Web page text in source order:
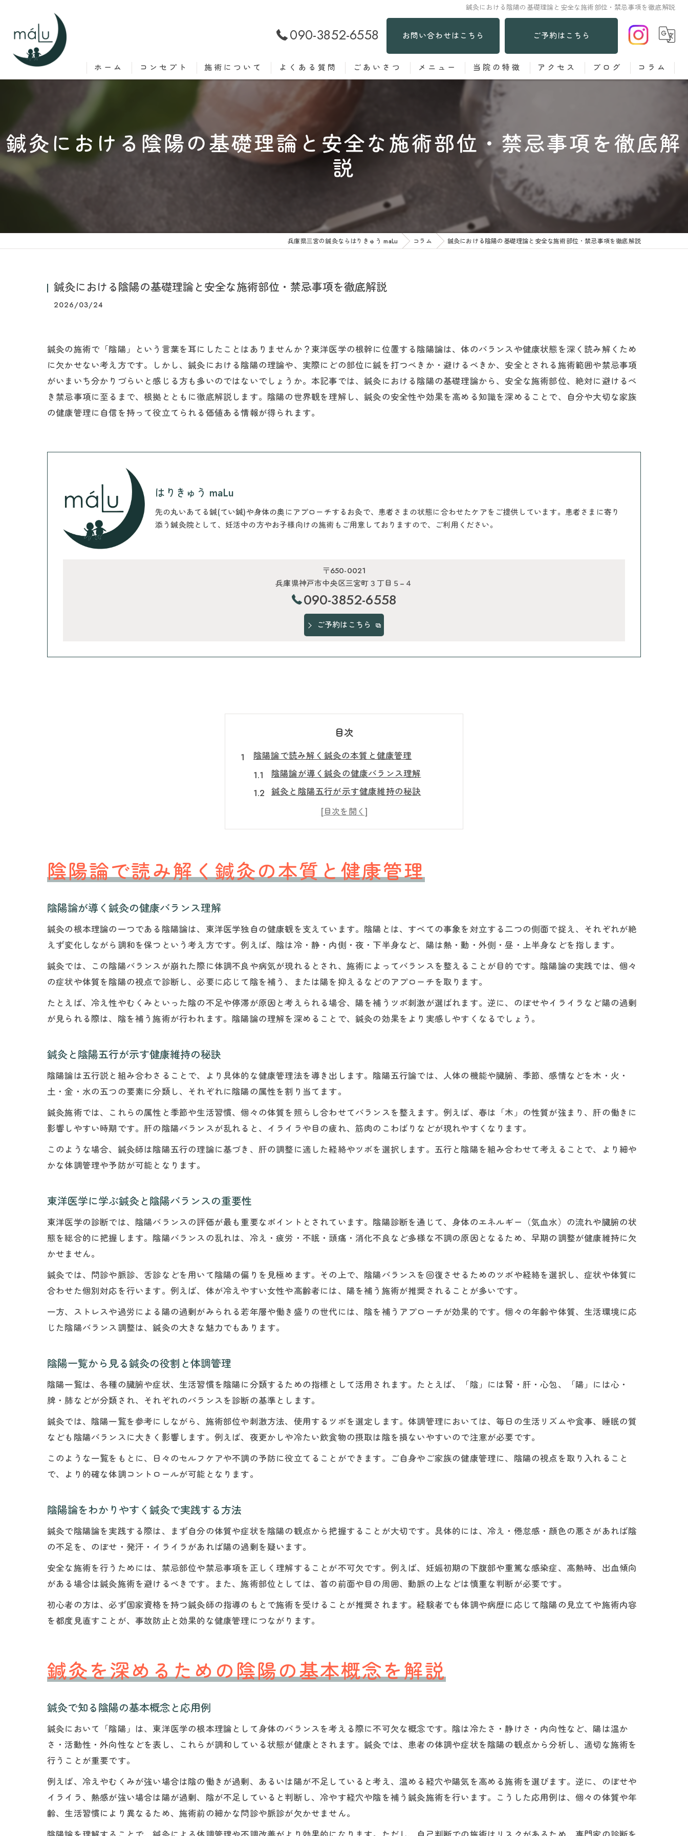
鍼灸における陰陽の基礎理論と安全な施術部位・禁忌事項を徹底解説
090-3852-6558 お問い合わせはこちら ご予約はこちら
ホーム コンセプト 施術について よくある質問 ごあいさつ メニュー 当院の特徴
あてる鍼
お灸
子ども
アクセス ブログ コラム
鍼灸における陰陽の基礎理論と安全な施術部位・禁忌事項を徹底解
説
兵庫県三宮の鍼灸ならはりきゅう maLu コラム 鍼灸における陰陽の基礎理論と安全な施術部位・禁忌事項を徹底解説
鍼灸における陰陽の基礎理論と安全な施術部位・禁忌事項を徹底解説
2026/03/24
鍼灸の施術で「陰陽」という言葉を耳にしたことはありませんか？東洋医学の根幹に位置する陰陽論は、体のバランスや健康状態を深く読み解くため
に欠かせない考え方です。しかし、鍼灸における陰陽の理論や、実際にどの部位に鍼を打つべきか・避けるべきか、安全とされる施術範囲や禁忌事項
がいまいち分かりづらいと感じる方も多いのではないでしょうか。本記事では、鍼灸における陰陽の基礎理論から、安全な施術部位、絶対に避けるべ
き禁忌事項に至るまで、根拠とともに徹底解説します。陰陽の世界観を理解し、鍼灸の安全性や効果を高める知識を深めることで、自分や大切な家族
の健康管理に自信を持って役立てられる価値ある情報が得られます。
はりきゅう maLu
先の丸いあてる鍼(てい鍼)や身体の奥にアプローチするお灸で、患者さまの状態に合わせたケアをご提供しています。患者さまに寄り
添う鍼灸院として、妊活中の方やお子様向けの施術もご用意しておりますので、ご利用ください。
〒650-0021
兵庫県神戸市中央区三宮町３丁目５−４
090-3852-6558
ご予約はこちら
目次
陰陽論で読み解く鍼灸の本質と健康管理
陰陽論が導く鍼灸の健康バランス理解
鍼灸と陰陽五行が示す健康維持の秘訣
東洋医学に学ぶ鍼灸と陰陽バランスの重要性
陰陽一覧から見る鍼灸の役割と体調管理
鍼灸を深めるための陰陽の基本概念を解説
鍼灸で知る陰陽の基本概念と応用例
鍼灸における陰陽転化とは何かを平易に解説
東洋医学の陰陽診断を鍼灸施術に活かす方法
もし鍼灸を受けるなら陰陽バランスの重要性
鍼灸施術時に意識すべき陰陽バランスの要点
陰陽バランスがもたらす鍼灸効果の理由
鍼灸における健康維持と陰陽の深い関係性
東洋医学の陰陽診断がもたらす安心感とは
鍼灸と陰陽診断がもたらす安心感の理由
東洋医学の陰陽診断を鍼灸施術に活かす
陰陽論を基にした鍼灸の安全な診断手法
鍼灸で受ける陰陽診断の流れと安心材料
鍼灸の禁忌事項と安全な部位選びのポイント
鍼灸で避けるべき部位と陰陽論の関係性
鍼灸を受ける際の安全性確保と陰陽論の活用
陰陽消長の視点から考える鍼灸効果
鍼灸がもたらす陰陽消長の変化と効果解説
陰陽消長を活かした鍼灸施術の実際
鍼灸施術における陰陽消長の重要性を解説
陰陽論で読み解く鍼灸の本質と健康管理
陰陽論が導く鍼灸の健康バランス理解
鍼灸の根本理論の一つである陰陽論は、東洋医学独自の健康観を支えています。陰陽とは、すべての事象を対立する二つの側面で捉え、それぞれが絶
えず変化しながら調和を保つという考え方です。例えば、陰は冷・静・内側・夜・下半身など、陽は熱・動・外側・昼・上半身などを指します。
鍼灸では、この陰陽バランスが崩れた際に体調不良や病気が現れるとされ、施術によってバランスを整えることが目的です。陰陽論の実践では、個々
の症状や体質を陰陽の視点で診断し、必要に応じて陰を補う、または陽を抑えるなどのアプローチを取ります。
たとえば、冷え性やむくみといった陰の不足や停滞が原因と考えられる場合、陽を補うツボ刺激が選ばれます。逆に、のぼせやイライラなど陽の過剰
が見られる際は、陰を補う施術が行われます。陰陽論の理解を深めることで、鍼灸の効果をより実感しやすくなるでしょう。
鍼灸と陰陽五行が示す健康維持の秘訣
陰陽論は五行説と組み合わさることで、より具体的な健康管理法を導き出します。陰陽五行論では、人体の機能や臓腑、季節、感情などを木・火・
土・金・水の五つの要素に分類し、それぞれに陰陽の属性を割り当てます。
鍼灸施術では、これらの属性と季節や生活習慣、個々の体質を照らし合わせてバランスを整えます。例えば、春は「木」の性質が強まり、肝の働きに
影響しやすい時期です。肝の陰陽バランスが乱れると、イライラや目の疲れ、筋肉のこわばりなどが現れやすくなります。
このような場合、鍼灸師は陰陽五行の理論に基づき、肝の調整に適した経絡やツボを選択します。五行と陰陽を組み合わせて考えることで、より細や
かな体調管理や予防が可能となります。
東洋医学に学ぶ鍼灸と陰陽バランスの重要性
東洋医学の診断では、陰陽バランスの評価が最も重要なポイントとされています。陰陽診断を通じて、身体のエネルギー（気血水）の流れや臓腑の状
態を総合的に把握します。陰陽バランスの乱れは、冷え・疲労・不眠・頭痛・消化不良など多様な不調の原因となるため、早期の調整が健康維持に欠
かせません。
鍼灸では、問診や脈診、舌診などを用いて陰陽の偏りを見極めます。その上で、陰陽バランスを回復させるためのツボや経絡を選択し、症状や体質に
合わせた個別対応を行います。例えば、体が冷えやすい女性や高齢者には、陽を補う施術が推奨されることが多いです。
一方、ストレスや過労による陽の過剰がみられる若年層や働き盛りの世代には、陰を補うアプローチが効果的です。個々の年齢や体質、生活環境に応
じた陰陽バランス調整は、鍼灸の大きな魅力でもあります。
陰陽一覧から見る鍼灸の役割と体調管理
陰陽一覧は、各種の臓腑や症状、生活習慣を陰陽に分類するための指標として活用されます。たとえば、「陰」には腎・肝・心包、「陽」には心・
脾・肺などが分類され、それぞれのバランスを診断の基準とします。
鍼灸では、陰陽一覧を参考にしながら、施術部位や刺激方法、使用するツボを選定します。体調管理においては、毎日の生活リズムや食事、睡眠の質
なども陰陽バランスに大きく影響します。例えば、夜更かしや冷たい飲食物の摂取は陰を損ないやすいので注意が必要です。
このような一覧をもとに、日々のセルフケアや不調の予防に役立てることができます。ご自身やご家族の健康管理に、陰陽の視点を取り入れること
で、より的確な体調コントロールが可能となります。
陰陽論をわかりやすく鍼灸で実践する方法
鍼灸で陰陽論を実践する際は、まず自分の体質や症状を陰陽の観点から把握することが大切です。具体的には、冷え・倦怠感・顔色の悪さがあれば陰
の不足を、のぼせ・発汗・イライラがあれば陽の過剰を疑います。
安全な施術を行うためには、禁忌部位や禁忌事項を正しく理解することが不可欠です。例えば、妊娠初期の下腹部や重篤な感染症、高熱時、出血傾向
がある場合は鍼灸施術を避けるべきです。また、施術部位としては、首の前面や目の周囲、動脈の上などは慎重な判断が必要です。
初心者の方は、必ず国家資格を持つ鍼灸師の指導のもとで施術を受けることが推奨されます。経験者でも体調や病歴に応じて陰陽の見立てや施術内容
を都度見直すことが、事故防止と効果的な健康管理につながります。
鍼灸を深めるための陰陽の基本概念を解説
鍼灸で知る陰陽の基本概念と応用例
鍼灸において「陰陽」は、東洋医学の根本理論として身体のバランスを考える際に不可欠な概念です。陰は冷たさ・静けさ・内向性など、陽は温か
さ・活動性・外向性などを表し、これらが調和している状態が健康とされます。鍼灸では、患者の体調や症状を陰陽の観点から分析し、適切な施術を
行うことが重要です。
例えば、冷えやむくみが強い場合は陰の働きが過剰、あるいは陽が不足していると考え、温める経穴や陽気を高める施術を選びます。逆に、のぼせや
イライラ、熱感が強い場合は陽が過剰、陰が不足していると判断し、冷やす経穴や陰を補う鍼灸施術を行います。こうした応用例は、個々の体質や年
齢、生活習慣により異なるため、施術前の細かな問診や脈診が欠かせません。
ご予約はこちら
ご予約はこちら